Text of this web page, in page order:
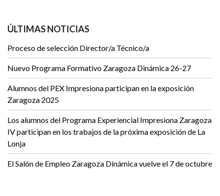
ÚLTIMAS NOTICIAS
Proceso de selección Director/a Técnico/a
Nuevo Programa Formativo Zaragoza Dinámica 26-27
Alumnos del PEX Impresiona participan en la exposición
Zaragoza 2025
Los alumnos del Programa Experiencial Impresiona Zaragoza
IV participan en los trabajos de la próxima exposición de La
Lonja
El Salón de Empleo Zaragoza Dinámica vuelve el 7 de octubre